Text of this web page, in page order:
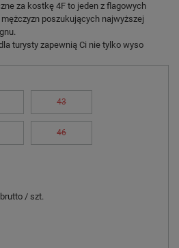
za kostkę 4F to jeden z flagowych
poszukujących najwyższej
turysty zapewnią Ci nie tylko wyso
43
46
brutto / szt.